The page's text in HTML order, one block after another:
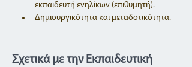
εκπαιδευτή ενηλίκων (επιθυμητή).
Δημιουργικότητα και μεταδοτικότητα.
Σχετικά με την Εκπαιδευτική